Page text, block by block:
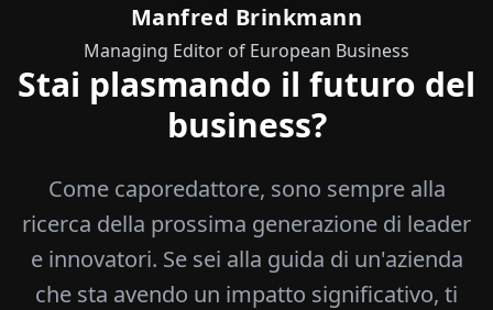
Manfred Brinkmann
Managing Editor of European Business
Stai plasmando il futuro del
business?
Come caporedattore, sono sempre alla
ricerca della prossima generazione di leader
e innovatori. Se sei alla guida di un'azienda
che sta avendo un impatto significativo, ti